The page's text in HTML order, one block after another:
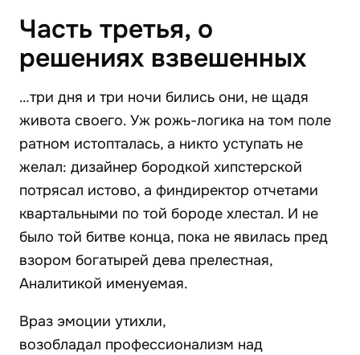
Часть третья, о
решениях взвешенных
…три дня и три ночи бились они, не щадя
живота своего. Уж рожь-логика на том поле
ратном истопталась, а никто уступать не
желал: дизайнер бородкой хипстерской
потрясал истово, а финдиректор отчетами
квартальными по той бороде хлестал. И не
было той битве конца, пока не явилась пред
взором богатырей дева прелестная,
Аналитикой именуемая.
Враз эмоции утихли,
возобладал профессионализм над